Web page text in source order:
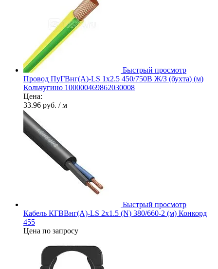
Быстрый просмотр
Провод ПуГВнг(А)-LS 1х2.5 450/750В Ж/З (бухта) (м)
Кольчугино 100000469862030008
Цена:
33.96 руб. / м
Быстрый просмотр
Кабель КГВВнг(А)-LS 2х1.5 (N) 380/660-2 (м) Конкорд
455
Цена по запросу